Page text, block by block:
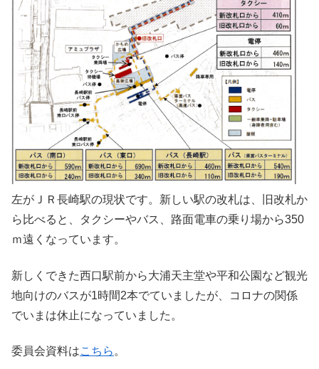
左がＪＲ長崎駅の現状です。新しい駅の改札は、旧改札か
ら比べると、タクシーやバス、路面電車の乗り場から350
ｍ遠くなっています。
新しくできた西口駅前から大浦天主堂や平和公園など観光
地向けのバスが1時間2本でていましたが、コロナの関係
でいまは休止になっていました。
委員会資料はこちら 。